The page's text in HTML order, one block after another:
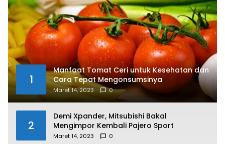
1
Manfaat Tomat Ceri untuk Kesehatan dan
Cara Tepat Mengonsumsinya
Maret 14, 2023 0
2
Demi Xpander, Mitsubishi Bakal
Mengimpor Kembali Pajero Sport
Maret 14, 2023 0